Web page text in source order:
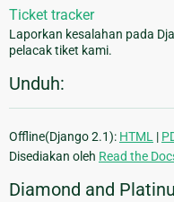
Ticket tracker
Laporkan kesalahan pada
pelacak tiket kami.
Unduh:
Offline(Django 2.1): HTML |
Disediakan oleh Read the
Diamond and